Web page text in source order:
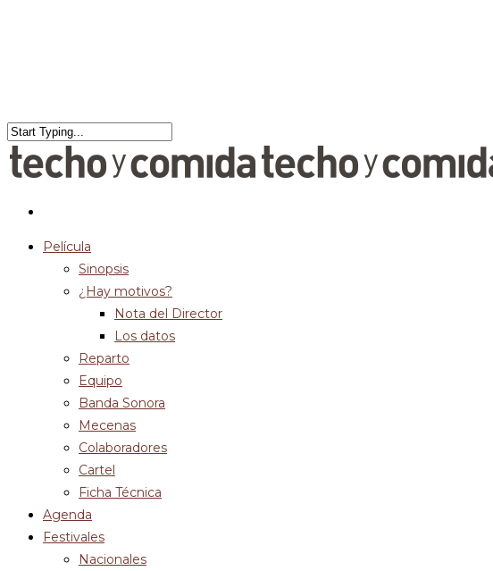
Película
Sinopsis
¿Hay motivos?
Nota del Director
Los datos
Reparto
Equipo
Banda Sonora
Mecenas
Colaboradores
Cartel
Ficha Técnica
Agenda
Festivales
Nacionales